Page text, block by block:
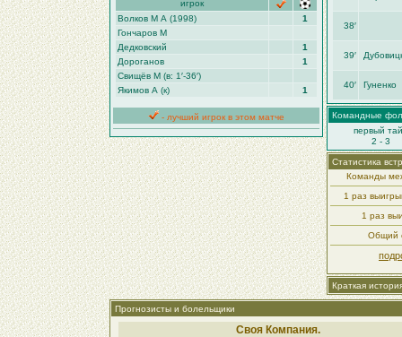
игрок
Волков М А (1998)
1
Гончаров М
Дедковский
1
Дороганов
1
Свищёв М (в: 1′-36′)
Якимов А (к)
1
- лучший игрок в этом матче
38′
39′
40′ Гуненко
Командные
первый
2 - 3
Статистика
Команды
1 раз
1 раз
Общий
Краткая
Прогнозисты и болельщики
Своя Компания.